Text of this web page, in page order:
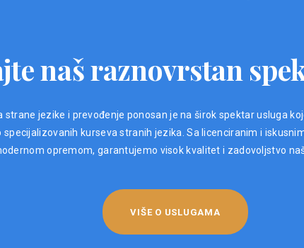
naš raznovrstan
strane jezike i prevođenje ponosan je na širok spektar usluga
specijalizovanih kurseva stranih jezika. Sa licenciranim i
opremom, garantujemo visok kvalitet i zadovoljstvo
VIŠE O USLUGAMA